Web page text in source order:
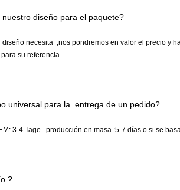
diseño para el paquete?
necesita ,nos pondremos en valor el precio y
su referencia.
universal para la entrega de un pedido?
3-4 Tage producción en masa :5-7 días o si se
?